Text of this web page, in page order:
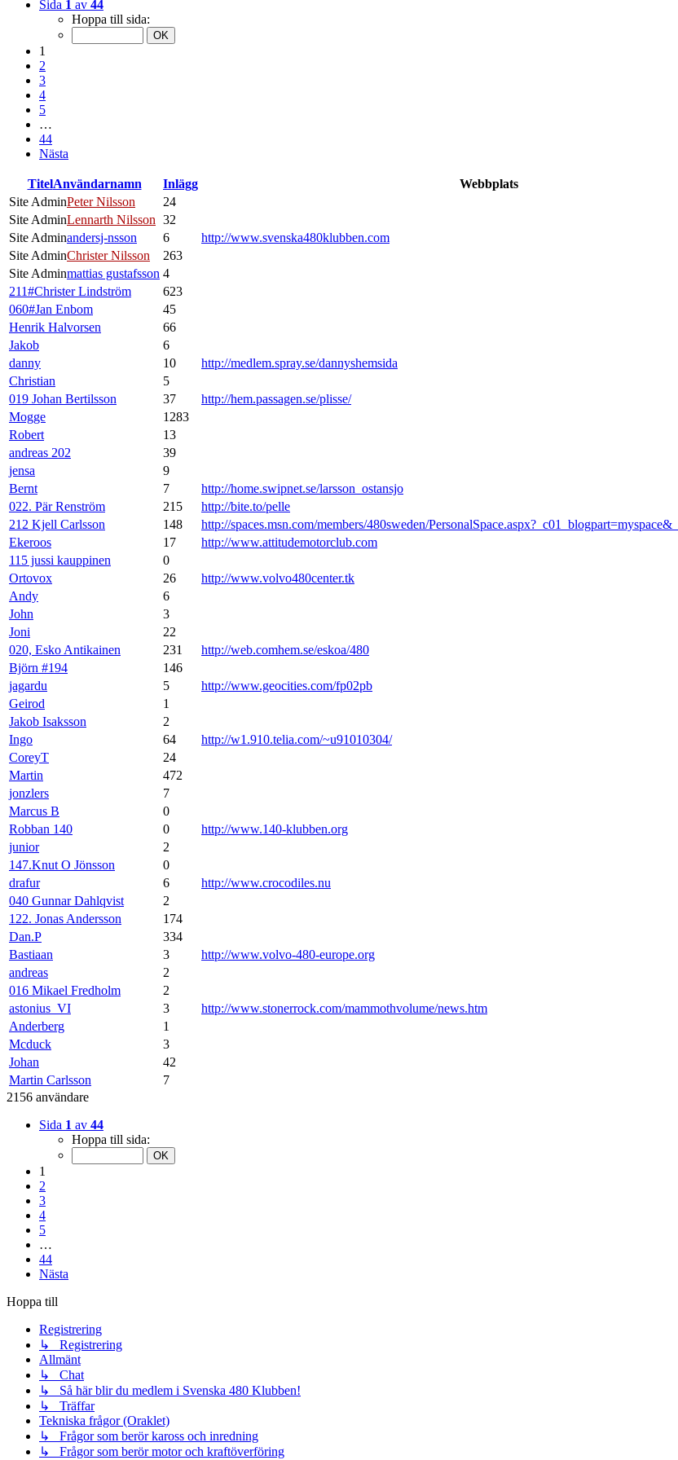
Sida 1 av 44
Hoppa till sida:
1
2
3
4
5
…
44
Nästa
TitelAnvändarnamn Inlägg Webbplats
Site AdminPeter Nilsson 24
Site AdminLennarth Nilsson 32
Site Adminandersj-nsson 6 http://www.svenska480klubben.com
Site AdminChrister Nilsson 263
Site Adminmattias gustafsson 4
211#Christer Lindström
623
060#Jan Enbom
45
Henrik Halvorsen
66
Jakob
6
danny
10 http://medlem.spray.se/dannyshemsida
Christian
5
019 Johan Bertilsson
37 http://hem.passagen.se/plisse/
Mogge
1283
Robert
13
andreas 202
39
jensa
9
Bernt
7 http://home.swipnet.se/larsson_ostansjo
022. Pär Renström
215 http://bite.to/pelle
212 Kjell Carlsson
148 http://spaces.msn.com/members/480sweden/
Ekeroos
17 http://www.attitudemotorclub.com
115 jussi kauppinen
0
Ortovox
26 http://www.volvo480center.tk
Andy
6
John
3
Joni
22
020, Esko Antikainen
231 http://web.comhem.se/eskoa/480
Björn #194
146
jagardu
5 http://www.geocities.com/fp02pb
Geirod
1
Jakob Isaksson
2
Ingo
64 http://w1.910.telia.com/~u91010304/
CoreyT
24
Martin
472
jonzlers
7
Marcus B
0
Robban 140
0 http://www.140-klubben.org
junior
2
147.Knut O Jönsson
0
drafur
6 http://www.crocodiles.nu
040 Gunnar Dahlqvist
2
122. Jonas Andersson
174
Dan.P
334
Bastiaan
3 http://www.volvo-480-europe.org
andreas
2
016 Mikael Fredholm
2
astonius_VI
3 http://www.stonerrock.com/mammothvolume/news.htm
Anderberg
1
Mcduck
3
Johan
42
Martin Carlsson
7
2156 användare
Sida 1 av 44
Hoppa till sida:
1
2
3
4
5
…
44
Nästa
Hoppa till
Registrering
↳ Registrering
Allmänt
↳ Chat
↳ Så här blir du medlem i Svenska 480 Klubben!
↳ Träffar
Tekniska frågor (Oraklet)
↳ Frågor som berör kaross och inredning
↳ Frågor som berör motor och kraftöverföring